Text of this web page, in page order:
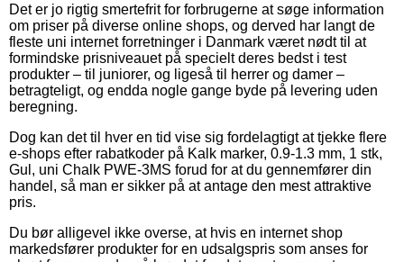
Det er jo rigtig smertefrit for forbrugerne at søge information
om priser på diverse online shops, og derved har langt de
fleste uni internet forretninger i Danmark været nødt til at
formindske prisniveauet på specielt deres bedst i test
produkter – til juniorer, og ligeså til herrer og damer –
betragteligt, og endda nogle gange byde på levering uden
beregning.
Dog kan det til hver en tid vise sig fordelagtigt at tjekke flere
e-shops efter rabatkoder på Kalk marker, 0.9-1.3 mm, 1 stk,
Gul, uni Chalk PWE-3MS forud for at du gennemfører din
handel, så man er sikker på at antage den mest attraktive
pris.
Du bør alligevel ikke overse, at hvis en internet shop
markedsfører produkter for en udsalgspris som anses for